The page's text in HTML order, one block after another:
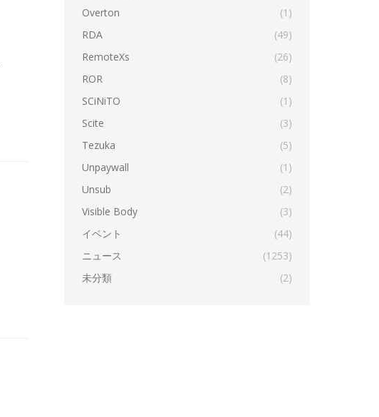
Overton
(1)
RDA
(49)
RemoteXs
(26)
ROR
(8)
SCiNiTO
(1)
Scite
(3)
Tezuka
(5)
Unpaywall
(1)
Unsub
(2)
Visible Body
(3)
イベント
(44)
ニュース
(1253)
未分類
(2)